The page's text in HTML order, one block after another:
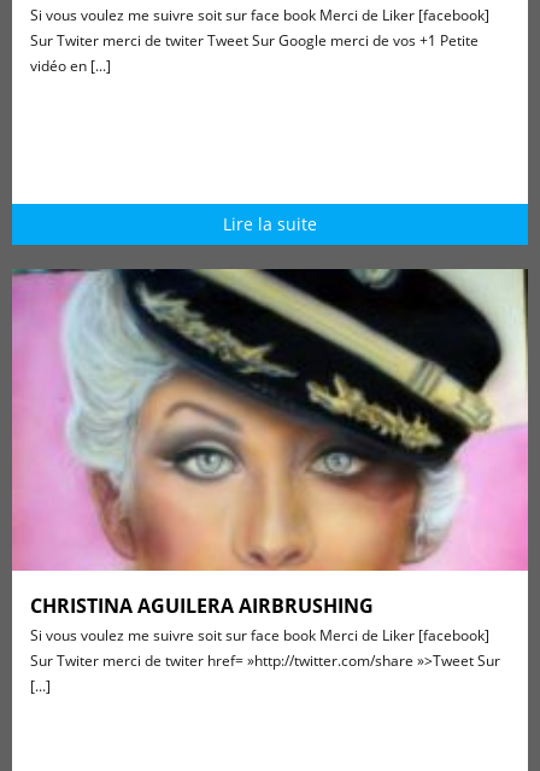
Si vous voulez me suivre soit sur face book Merci de Liker [facebook]
Sur Twiter merci de twiter Tweet Sur Google merci de vos +1 Petite
vidéo en [...]
Lire la suite
CHRISTINA AGUILERA AIRBRUSHING
Si vous voulez me suivre soit sur face book Merci de Liker [facebook]
Sur Twiter merci de twiter href= »http://twitter.com/share »>Tweet Sur
[...]